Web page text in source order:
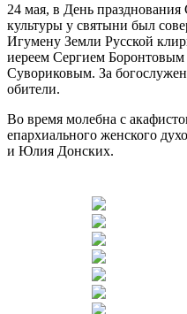
24 мая, в День
культуры у святыни был
Игумену Земли Русской
иереем Сергием
Сувориковым. За
обители.
Во время молебна с
епархиального женского
и Юлия Донских.